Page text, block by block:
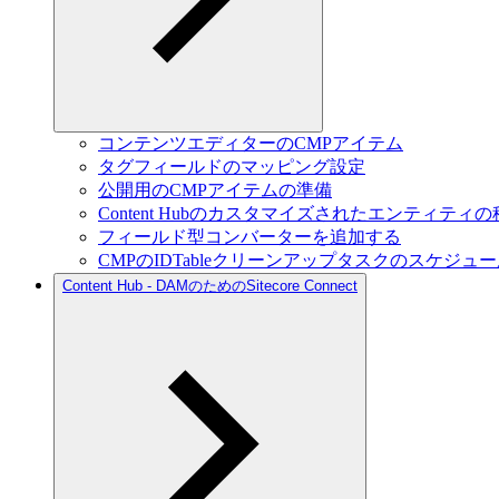
コンテンツエディターのCMPアイテム
タグフィールドのマッピング設定
公開用のCMPアイテムの準備
Content Hubのカスタマイズされたエンティティの
フィールド型コンバーターを追加する
CMPのIDTableクリーンアップタスクのスケジュ
Content Hub - DAMのためのSitecore Connect